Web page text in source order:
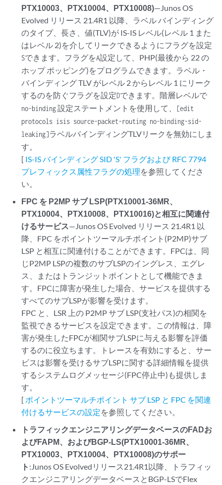
PTX10003、PTX10004、PTX10008)—Junos OS
Evolved リリース 21.4R1 以降、ラベル バインディング
のタイプ、長さ、値(TLV)が IS-IS レベル(レベル 1 また
はレベル 2)を介してリークできるようにフラグを設定
Sできます。フラグをA設定して、PHP(最後から 22 の
ホップ ポッピング)をプログラムできます。ラベル・
バインディング TLV がレベル 2 からレベル 1 にリーク
するのを防ぐフラグを設定Dできます。階層レベルで
no-binding設定ステートメントを使用して、 [edit
protocols isis source-packet-routing no-binding-sid-
leaking]ラベルバインディングTLVリークを無効にしま
す。
[ IS-IS バインディング SID 'S' フラグおよび RFC 7794
プレフィックス属性フラグの処理を参照してくださ
い。
FPC を P2MP サブ LSP(PTX10001-36MR、
PTX10004、PTX10008、PTX10016)と相互に関連付
けるサービス—Junos OS Evolved リリース 21.4R1 以
降、FPC をポイントツーマルチポイント(P2MP)サブ
LSP と相互に関連付けることができます。FPCは、同
じP2MP LSPの複数のサブLSPのイングレス、エグレ
ス、またはトランジットポイントとして機能できま
す。FPCに障害が発生した場合、サービスを提供する
すべてのサブLSPが影響を受けます。
FPC と、LSR 上の P2MP サブ LSP(支社パス)の相関を
監視できるサービスを設定できます。この情報は、障
害が発生したFPCが相関サブLSPに与える影響を評価
するのに役立ちます。トレースを有効にすると、サー
ビスは影響を受けるサブLSPに関する詳細情報を提供
するシステムログメッセージ(FPC停止中)も提供しま
す。
[ ポイントツーマルチポイント サブ LSP と FPC を関連
付けるサービスの設定を参照してください。
トラフィックエンジニアリングデータベースのFADお
よびFAPM、およびBGP-LS(PTX10001-36MR、
PTX10003、PTX10004、PTX10008)のサポー
ト :Junos OS Evolvedリリース21.4R1以降、トラフィッ
クエンジニアリングデータベースとBGP-LSでFlex